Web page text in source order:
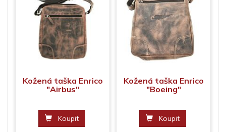
Kožená taška Enrico
"Airbus"
Koupit
Kožená taška Enrico
"Boeing"
Koupit